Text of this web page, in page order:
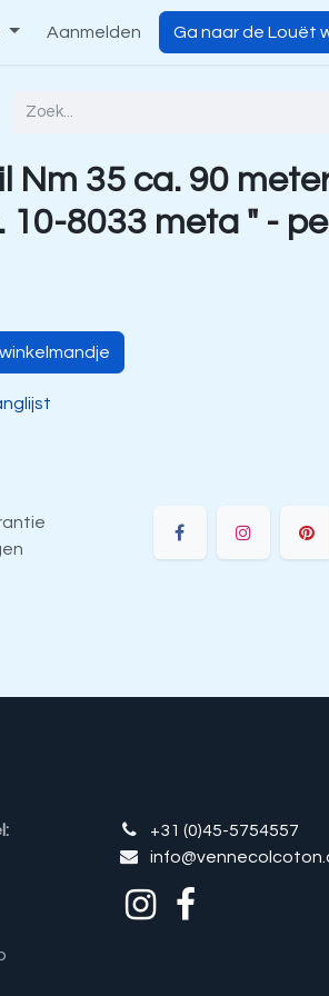
Aanmelden Ga naar de Louët
Nm 35 ca. 90
10-8033 meta " -
+31 (0)45-5754557